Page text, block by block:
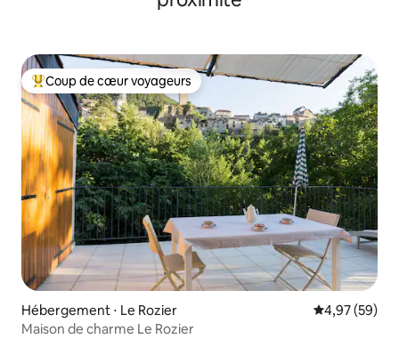
Coups de cœur voyageurs les plus appréciés
Coup de cœur voyageurs
Hébergement ⋅ Le Rozier Évaluation
4,97 (59)
Maison de charme Le Rozier